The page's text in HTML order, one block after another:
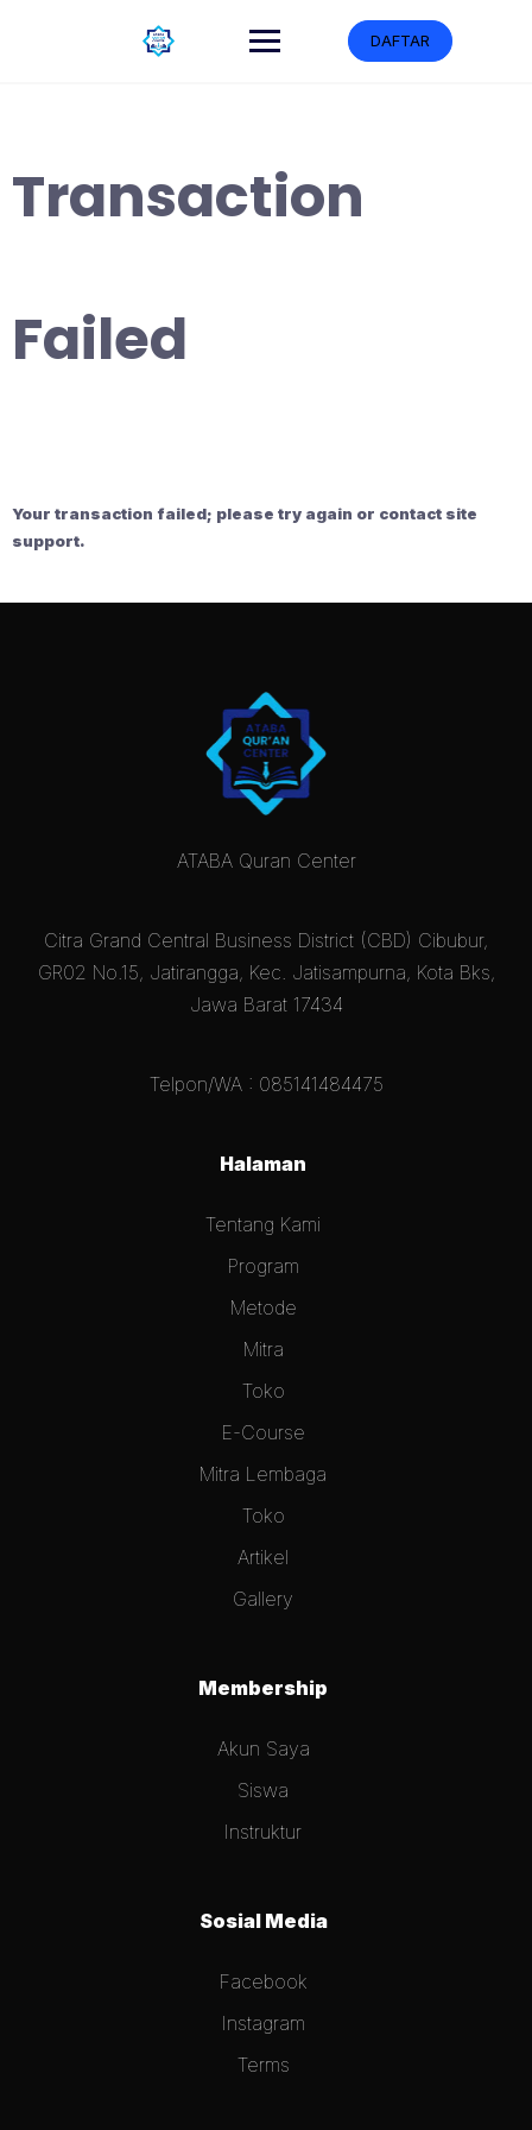
DAFTAR
Transaction
Failed
Your transaction failed; please try again or contact site
support.
ATABA Quran Center
Citra Grand Central Business District (CBD) Cibubur,
GR02 No.15, Jatirangga, Kec. Jatisampurna, Kota Bks,
Jawa Barat 17434
Telpon/WA : 085141484475
Halaman
Tentang Kami
Program
Metode
Mitra
Toko
E-Course
Mitra Lembaga
Toko
Artikel
Gallery
Membership
Akun Saya
Siswa
Instruktur
Sosial Media
Facebook
Instagram
Terms